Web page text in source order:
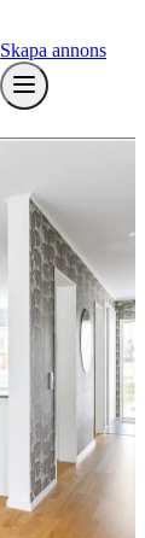
Skapa annons